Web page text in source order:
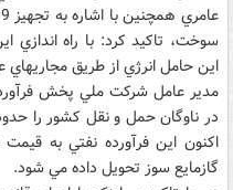
سوخت، تاکيد کرد: با راه اندازي
اين حامل انرژي از طريق
مدير عامل شرکت ملي پخش
گازمايع سوز تحويل داده مي شود.